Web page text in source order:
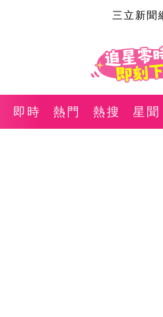
三立新聞
即時 熱門 熱搜 星聞